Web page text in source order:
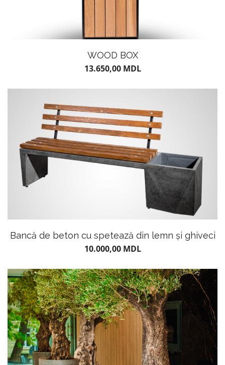
CARAMIDĂ ȘI PIATRĂ
DECORATIVĂ
WOOD BOX
13.650,00 MDL
Bancă de beton cu spetează din lemn şi ghiveci
10.000,00 MDL